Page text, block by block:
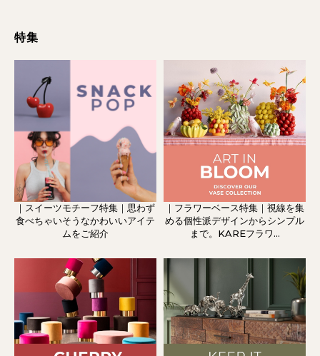
特集
｜スイーツモチーフ特集｜思わず
食べちゃいそうなかわいいアイテ
ムをご紹介
｜フラワーベース特集｜視線を集
める個性派デザインからシンプル
まで。KAREフラワ...